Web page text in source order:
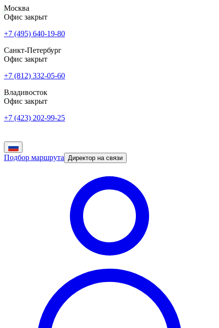
Москва
Офис закрыт
+7 (495) 640-19-80
Санкт-Петербург
Офис закрыт
+7 (812) 332-05-60
Владивосток
Офис закрыт
+7 (423) 202-99-25
Подбор маршрута Директор на связи